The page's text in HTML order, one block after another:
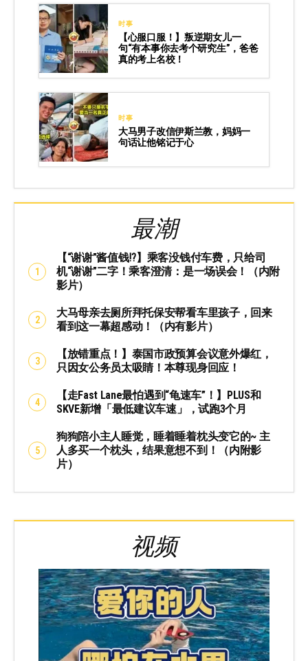
时事
【心服口服！】叛逆期女儿一
句“有本事你去考个研究生”，爸爸
真的考上名校！
时事
大马男子改信伊斯兰教，妈妈一
句话让他铭记于心
最潮
【“谢谢”酱值钱⁉️】乘客没钱付车费，只给司
机“谢谢”二字！乘客澄清：是一场误会！（内附
影片）
大马母亲去厕所拜托保安帮看车里孩子，回来
看到这一幕超感动！（内有影片）
【放错重点！】泰国市政预算会议意外爆红，
只因女公务员太吸睛！本尊现身回应！
【走Fast Lane最怕遇到“龟速车”！】PLUS和
SKVE新增「最低建议车速」，试跑3个月
狗狗陪小主人睡觉，睡着睡着枕头变它的~ 主
人多买一个枕头，结果意想不到！（内附影
片）
视频